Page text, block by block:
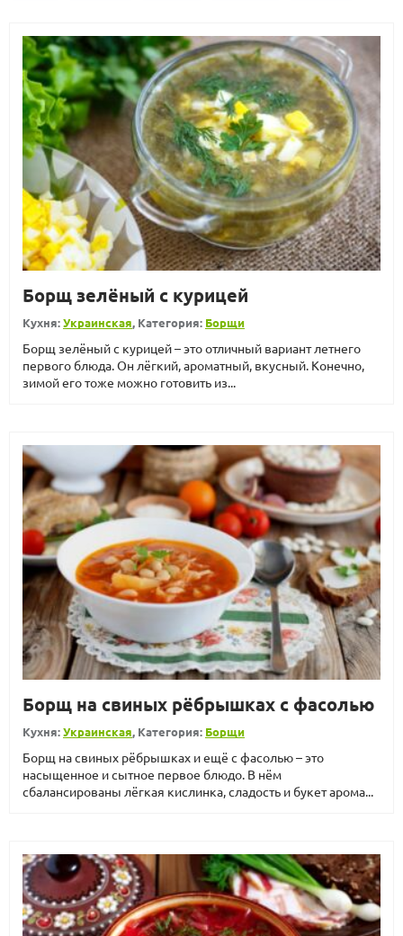
Борщ зелёный с курицей
Кухня:Украинская, Категория: Борщи
Борщ зелёный с курицей – это отличный вариант летнего
первого блюда. Он лёгкий, ароматный, вкусный. Конечно,
зимой его тоже можно готовить из...
Борщ на свиных рёбрышках с фасолью
Кухня:Украинская, Категория: Борщи
Борщ на свиных рёбрышках и ещё с фасолью – это
насыщенное и сытное первое блюдо. В нём
сбалансированы лёгкая кислинка, сладость и букет арома...